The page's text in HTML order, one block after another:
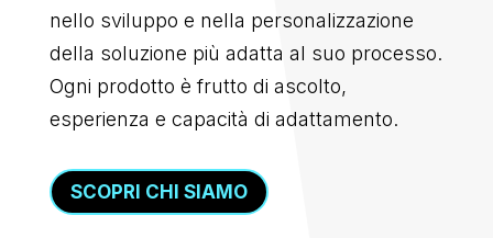
nello sviluppo e nella personalizzazione
della soluzione più adatta al suo processo.
Ogni prodotto è frutto di ascolto,
esperienza e capacità di adattamento.
SCOPRI CHI SIAMO